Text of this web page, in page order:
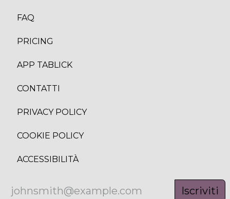
FAQ
PRICING
APP TABLICK
CONTATTI
PRIVACY POLICY
COOKIE POLICY
ACCESSIBILITÀ
Iscriviti